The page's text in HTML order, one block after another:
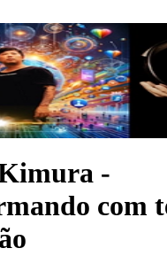
-
com